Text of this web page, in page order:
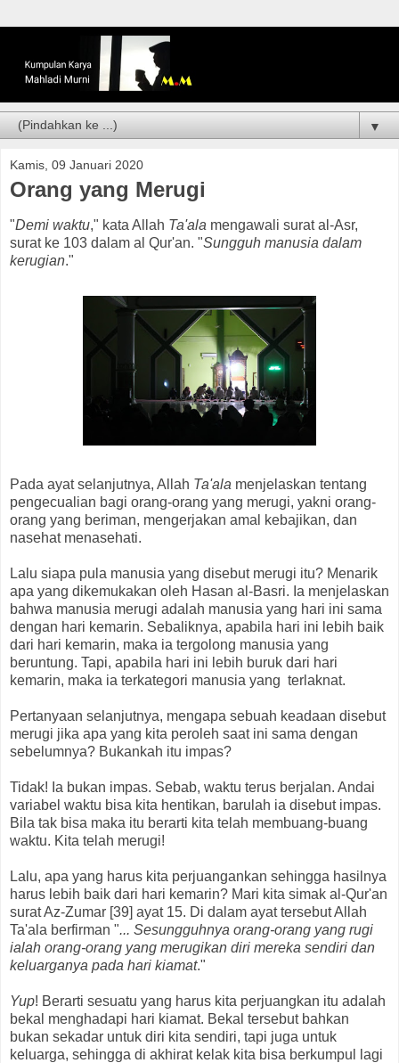
▼
Kamis, 09 Januari 2020
Orang yang Merugi
"Demi waktu," kata Allah Ta'ala mengawali surat al-Asr,
surat ke 103 dalam al Qur'an. "Sungguh manusia dalam
kerugian."
Pada ayat selanjutnya, Allah Ta'ala menjelaskan tentang
pengecualian bagi orang-orang yang merugi, yakni orang-
orang yang beriman, mengerjakan amal kebajikan, dan
nasehat menasehati.
Lalu siapa pula manusia yang disebut merugi itu? Menarik
apa yang dikemukakan oleh Hasan al-Basri. Ia menjelaskan
bahwa manusia merugi adalah manusia yang hari ini sama
dengan hari kemarin. Sebaliknya, apabila hari ini lebih baik
dari hari kemarin, maka ia tergolong manusia yang
beruntung. Tapi, apabila hari ini lebih buruk dari hari
kemarin, maka ia terkategori manusia yang terlaknat.
Pertanyaan selanjutnya, mengapa sebuah keadaan disebut
merugi jika apa yang kita peroleh saat ini sama dengan
sebelumnya? Bukankah itu impas?
Tidak! Ia bukan impas. Sebab, waktu terus berjalan. Andai
variabel waktu bisa kita hentikan, barulah ia disebut impas.
Bila tak bisa maka itu berarti kita telah membuang-buang
waktu. Kita telah merugi!
Lalu, apa yang harus kita perjuangankan sehingga hasilnya
harus lebih baik dari hari kemarin? Mari kita simak al-Qur'an
surat Az-Zumar [39] ayat 15. Di dalam ayat tersebut Allah
Ta'ala berfirman "... Sesungguhnya orang-orang yang rugi
ialah orang-orang yang merugikan diri mereka sendiri dan
keluarganya pada hari kiamat."
Yup! Berarti sesuatu yang harus kita perjuangkan itu adalah
bekal menghadapi hari kiamat. Bekal tersebut bahkan
bukan sekadar untuk diri kita sendiri, tapi juga untuk
keluarga, sehingga di akhirat kelak kita bisa berkumpul lagi